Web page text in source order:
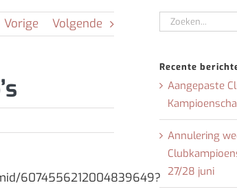
Vorige Volgende
6074556212004839649?
Zoeken
naar:
Recente
Aangepaste
Annulering
27/28 juni